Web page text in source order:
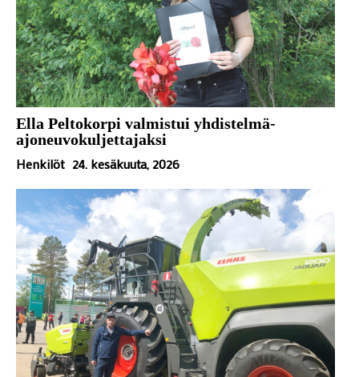
Ella Peltokorpi valmistui yhdistelmä-
ajoneuvokuljettajaksi
Henkilöt 24. kesäkuuta, 2026